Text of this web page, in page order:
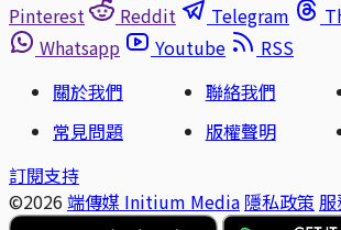
Pinterest
Reddit Telegram
Whatsapp
Youtube
RSS
關於我們
聯絡我們
常見問題
版權聲明
訂閱支持
©2026 端傳媒 Initium Media 隱私政策